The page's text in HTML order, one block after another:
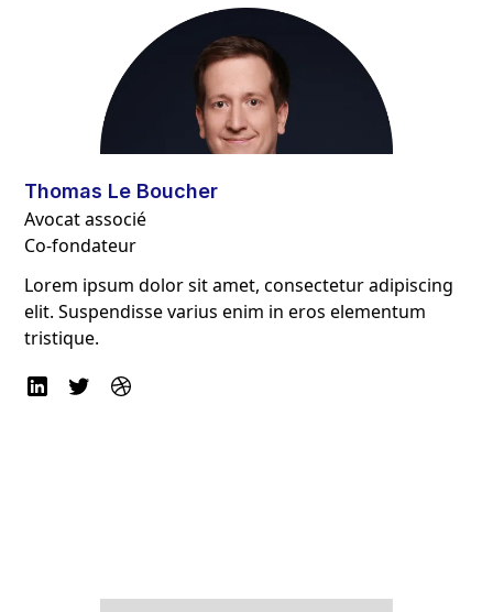
Thomas Le Boucher
Avocat associé
Co-fondateur
Lorem ipsum dolor sit amet, consectetur adipiscing
elit. Suspendisse varius enim in eros elementum
tristique.